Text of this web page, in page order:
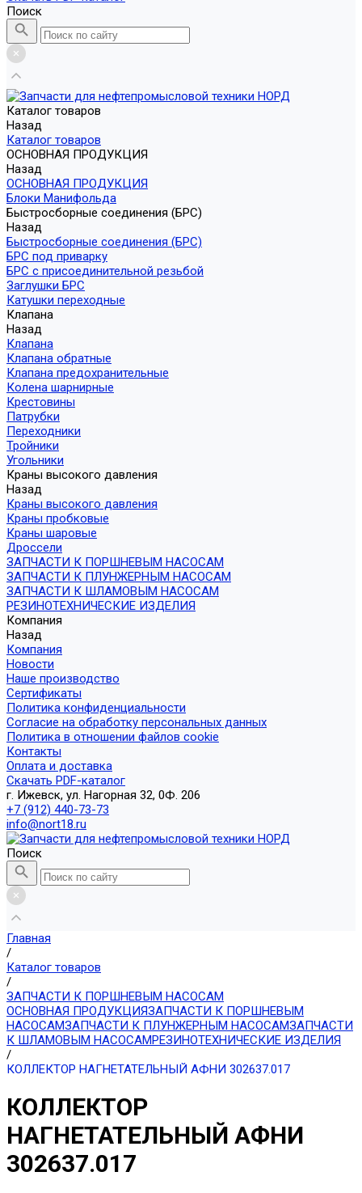
Поиск
Каталог товаров
Назад
Каталог товаров
ОСНОВНАЯ ПРОДУКЦИЯ
Назад
ОСНОВНАЯ ПРОДУКЦИЯ
Блоки Манифольда
Быстросборные соединения (БРС)
Назад
Быстросборные соединения (БРС)
БРС под приварку
БРС с присоединительной резьбой
Заглушки БРС
Катушки переходные
Клапана
Назад
Клапана
Клапана обратные
Клапана предохранительные
Колена шарнирные
Крестовины
Патрубки
Переходники
Тройники
Угольники
Краны высокого давления
Назад
Краны высокого давления
Краны пробковые
Краны шаровые
Дроссели
ЗАПЧАСТИ К ПОРШНЕВЫМ НАСОСАМ
ЗАПЧАСТИ К ПЛУНЖЕРНЫМ НАСОСАМ
ЗАПЧАСТИ К ШЛАМОВЫМ НАСОСАМ
РЕЗИНОТЕХНИЧЕСКИЕ ИЗДЕЛИЯ
Компания
Назад
Компания
Новости
Наше производство
Сертификаты
Политика конфиденциальности
Согласие на обработку персональных данных
Политика в отношении файлов cookie
Контакты
Оплата и доставка
Скачать PDF-каталог
г. Ижевск, ул. Нагорная 32, 0Ф. 206
+7 (912) 440-73-73
info@nort18.ru
Поиск
Главная
/
Каталог товаров
/
ЗАПЧАСТИ К ПОРШНЕВЫМ НАСОСАМ
ОСНОВНАЯ ПРОДУКЦИЯЗАПЧАСТИ К ПОРШНЕВЫМ
НАСОСАМЗАПЧАСТИ К ПЛУНЖЕРНЫМ НАСОСАМЗАПЧАСТИ
К ШЛАМОВЫМ НАСОСАМРЕЗИНОТЕХНИЧЕСКИЕ ИЗДЕЛИЯ
/
КОЛЛЕКТОР НАГНЕТАТЕЛЬНЫЙ АФНИ 302637.017
КОЛЛЕКТОР
НАГНЕТАТЕЛЬНЫЙ АФНИ
302637.017